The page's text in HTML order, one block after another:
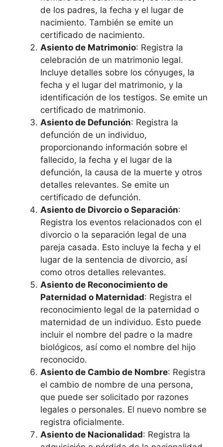
de los padres, la fecha y el lugar de
nacimiento. También se emite un
certificado de nacimiento.
Asiento de Matrimonio: Registra la
celebración de un matrimonio legal.
Incluye detalles sobre los cónyuges, la
fecha y el lugar del matrimonio, y la
identificación de los testigos. Se emite un
certificado de matrimonio.
Asiento de Defunción: Registra la
defunción de un individuo,
proporcionando información sobre el
fallecido, la fecha y el lugar de la
defunción, la causa de la muerte y otros
detalles relevantes. Se emite un
certificado de defunción.
Asiento de Divorcio o Separación:
Registra los eventos relacionados con el
divorcio o la separación legal de una
pareja casada. Esto incluye la fecha y el
lugar de la sentencia de divorcio, así
como otros detalles relevantes.
Asiento de Reconocimiento de
Paternidad o Maternidad: Registra el
reconocimiento legal de la paternidad o
maternidad de un individuo. Esto puede
incluir el nombre del padre o la madre
biológicos, así como el nombre del hijo
reconocido.
Asiento de Cambio de Nombre: Registra
el cambio de nombre de una persona,
que puede ser solicitado por razones
legales o personales. El nuevo nombre se
registra oficialmente.
Asiento de Nacionalidad: Registra la